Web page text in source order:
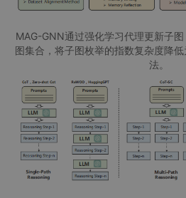
MAG-GNN通过强化学习代理更新子
图集合，将子图枚举的指数复杂度降
法。